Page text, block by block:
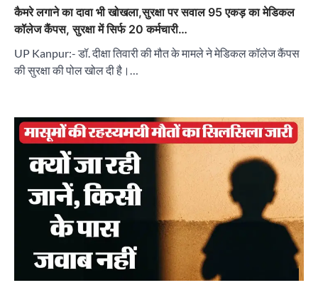
कैमरे लगाने का दावा भी खोखला,सुरक्षा पर सवाल 95 एकड़ का मेडिकल
कॉलेज कैंपस, सुरक्षा में सिर्फ 20 कर्मचारी…
UP Kanpur:- डॉ. दीक्षा तिवारी की मौत के मामले ने मेडिकल कॉलेज कैंपस
की सुरक्षा की पोल खोल दी है।…